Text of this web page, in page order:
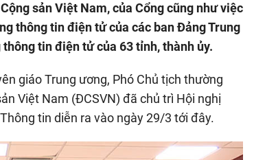
sản Việt Nam, của Cổng cũng như việc
thông tin điện tử của các ban Đảng Trung
tin điện tử của 63 tỉnh, thành ủy.
giáo Trung ương, Phó Chủ tịch thường
Việt Nam (ĐCSVN) đã chủ trì Hội nghị
tin diễn ra vào ngày 29/3 tới đây.